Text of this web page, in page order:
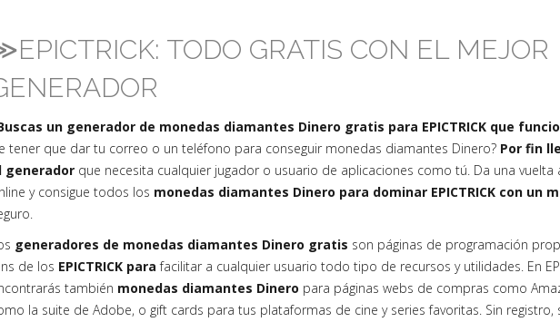
TODO GRATIS CON EL MEJOR
un generador de monedas diamantes Dinero gratis para EPICTRICK que
tener que dar tu correo o un teléfono para conseguir monedas diamantes Dinero? Por fin
generador que necesita cualquier jugador o usuario de aplicaciones como tú. Da una vuelta
y consigue todos los monedas diamantes Dinero para dominar EPICTRICK con un
generadores de monedas diamantes Dinero gratis son páginas de programación
de los EPICTRICK para facilitar a cualquier usuario todo tipo de recursos y utilidades. En
también monedas diamantes Dinero para páginas webs de compras como
la suite de Adobe, o gift cards para tus plataformas de cine y series favoritas. Sin registro,